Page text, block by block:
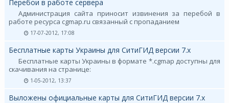
Перебои в работе сервера
Администрация сайта приносит извинения за перебой в
работе ресурса cgmap.ru связанный с пропаданием
17-07-2012, 17:08
Бесплатные карты Украины для СитиГИД версии 7.х
Бесплатные карты Украины в формате *.cgmap доступны для
скачивания на странице:
1-05-2012, 13:37
Выложены официальные карты для СитиГИД версии 7.х